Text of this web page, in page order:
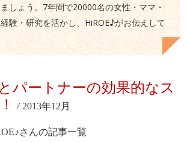
しょう。7年間で20000名の女性・ママ・
験・研究を活かし、HiROE♪がお伝えして
パートナーの効果的なス
/ 2013年12月
さんの記事一覧